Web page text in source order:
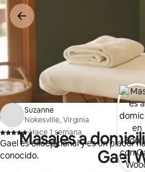
Omite
contenido
Masajes a
Gael
Suzanne
Nokesville, Virginia
,
·Hace 1 semana
Gael es excepcional y es un placer
conocido.